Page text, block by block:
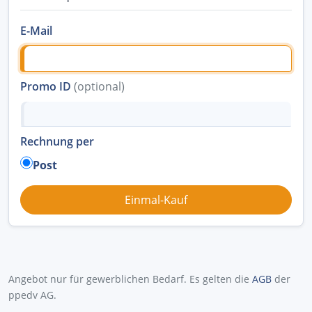
E-Mail
Promo ID (optional)
Rechnung per
Post
Angebot nur für gewerblichen Bedarf. Es gelten die AGB der
ppedv AG.